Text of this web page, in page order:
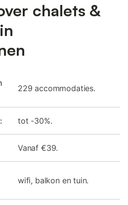
chalets &
229 accommodaties.
tot -30%.
Vanaf €39.
wifi, balkon en tuin.